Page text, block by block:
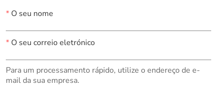
*O seu nome
*O seu correio eletrónico
Para um processamento rápido, utilize o endereço de e-
mail da sua empresa.